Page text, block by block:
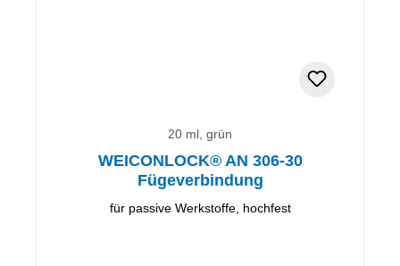
20 ml, grün
WEICONLOCK® AN 306-30
Fügeverbindung
für passive Werkstoffe, hochfest